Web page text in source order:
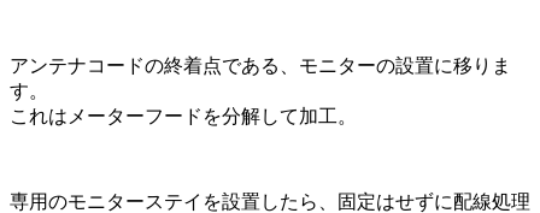
アンテナコードの終着点である、モニターの設置に移りま
す。
これはメーターフードを分解して加工。
専用のモニターステイを設置したら、固定はせずに配線処理